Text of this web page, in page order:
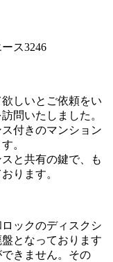
ス3246
しいとご依頼をい
問いたしました。
付きのマンション
。
と共有の鍵で、も
ります。
ックのディスクシ
となっております
きません。その